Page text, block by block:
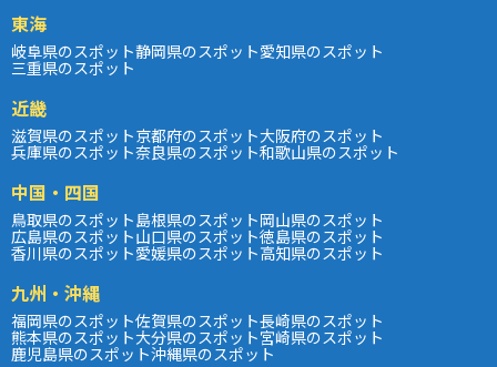
東海
岐阜県のスポット静岡県のスポット愛知県のスポット
三重県のスポット
近畿
滋賀県のスポット京都府のスポット大阪府のスポット
兵庫県のスポット奈良県のスポット和歌山県のスポット
中国・四国
鳥取県のスポット島根県のスポット岡山県のスポット
広島県のスポット山口県のスポット徳島県のスポット
香川県のスポット愛媛県のスポット高知県のスポット
九州・沖縄
福岡県のスポット佐賀県のスポット長崎県のスポット
熊本県のスポット大分県のスポット宮崎県のスポット
鹿児島県のスポット沖縄県のスポット